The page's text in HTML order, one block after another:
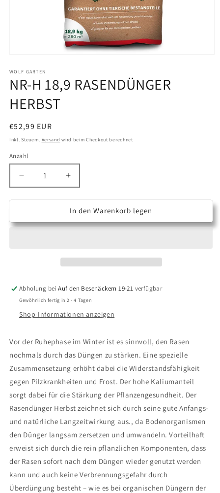
in
Modal
öffnen
WOLF GARTEN
NR-H 18,9 RASENDÜNGER
HERBST
Normaler
Preis
€52,99 EUR
Inkl. Steuern. Versand wird beim Checkout berechnet
Anzahl
Anzahl
Verringere
die
Menge
NR-
Erhöhe
die
Menge
für
NR-
In den Warenkorb legen
Abholung beiAuf den Besenäckern 19-21 verfügbar
Gewöhnlich fertig in 2 - 4 Tagen
Shop-Informationen anzeigen
Vor der Ruhephase im Winter ist es sinnvoll, den Rasen
nochmals durch das Düngen zu stärken. Eine spezielle
Zusammensetzung erhöht dabei die Widerstandsfähigkeit
gegen Pilzkrankheiten und Frost. Der hohe Kaliumanteil
sorgt dabei für die Stärkung der Pflanzengesundheit. Der
Rasendünger Herbst zeichnet sich durch seine gute Anfangs-
und natürliche Langzeitwirkung aus., da Bodenorganismen
den Dünger langsam zersetzen und umwandeln. Vorteilhaft
erweist sich durch die rein pflanzlichen Komponenten, dass
der Rasen sofort nach dem Düngen wieder genutzt werden
kann und auch keine Verbrennungsgefahr durch
Überdüngung besteht – wie es bei organischen Düngern der